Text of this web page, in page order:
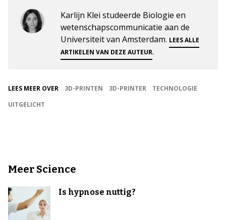
Karlijn Klei studeerde Biologie en
wetenschapscommunicatie aan de
Universiteit van Amsterdam. LEES ALLE
ARTIKELEN VAN DEZE AUTEUR.
LEES MEER OVER 3D-PRINTEN 3D-PRINTER
TECHNOLOGIE
UITGELICHT
Meer Science
Is hypnose nuttig?